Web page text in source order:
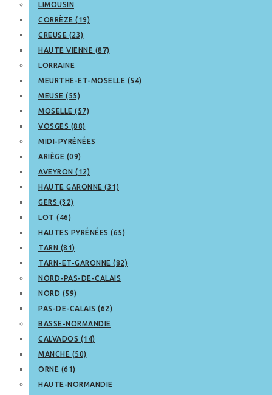
LIMOUSIN
CORRÈZE (19)
CREUSE (23)
HAUTE VIENNE (87)
LORRAINE
MEURTHE-ET-MOSELLE (54)
MEUSE (55)
MOSELLE (57)
VOSGES (88)
MIDI-PYRÉNÉES
ARIÈGE (09)
AVEYRON (12)
HAUTE GARONNE (31)
GERS (32)
LOT (46)
HAUTES PYRÉNÉES (65)
TARN (81)
TARN-ET-GARONNE (82)
NORD-PAS-DE-CALAIS
NORD (59)
PAS-DE-CALAIS (62)
BASSE-NORMANDIE
CALVADOS (14)
MANCHE (50)
ORNE (61)
HAUTE-NORMANDIE